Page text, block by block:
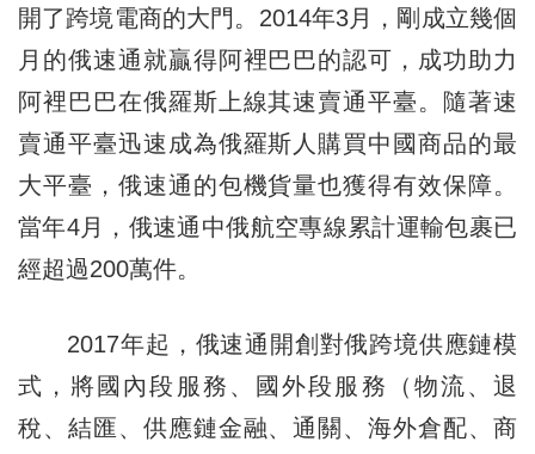
開了跨境電商的大門。2014年3月，剛成立幾個
月的俄速通就贏得阿裡巴巴的認可，成功助力
阿裡巴巴在俄羅斯上線其速賣通平臺。隨著速
賣通平臺迅速成為俄羅斯人購買中國商品的最
大平臺，俄速通的包機貨量也獲得有效保障。
當年4月，俄速通中俄航空專線累計運輸包裹已
經超過200萬件。
2017年起，俄速通開創對俄跨境供應鏈模
式，將國內段服務、國外段服務（物流、退
稅、結匯、供應鏈金融、通關、海外倉配、商